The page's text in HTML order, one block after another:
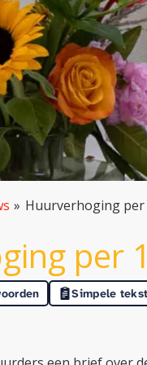
Huurverhoging
per
Simpele tekst